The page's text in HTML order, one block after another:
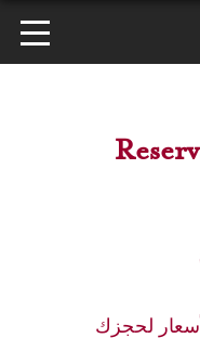
لحجزك